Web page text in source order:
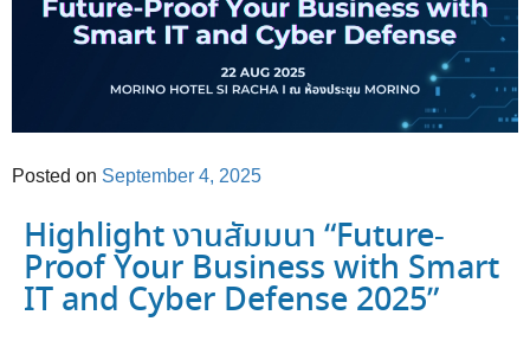
Posted on September 4, 2025
Highlight งานสัมมนา “Future-
Proof Your Business with Smart
IT and Cyber Defense 2025”